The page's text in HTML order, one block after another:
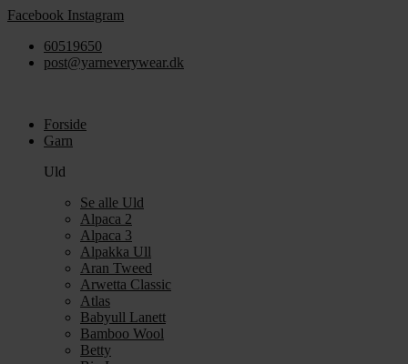
Videre
indhold
Facebook Instagram
60519650
post@yarneverywear.dk
Forside
Garn
Uld
Se alle Uld
Alpaca 2
Alpaca 3
Alpakka Ull
Aran Tweed
Arwetta Classic
Atlas
Babyull Lanett
Bamboo Wool
Betty